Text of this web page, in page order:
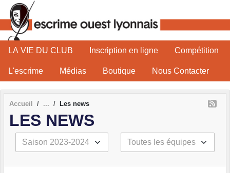
LA VIE DU CLUB Inscription en ligne Compétition
L'escrime Médias Boutique Nous Contacter
Accueil Les news
LES NEWS
Panneau de gestion des cookies